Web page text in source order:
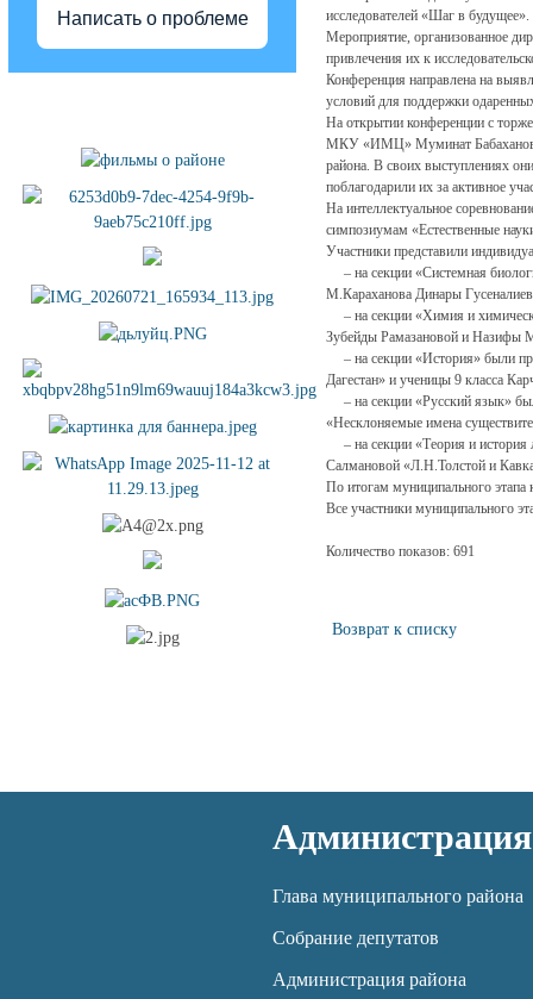
Написать о проблеме
исследователей «Шаг в будущее».
Мероприятие, организованное
привлечения их к
Конференция направлена на
условий для поддержки
На открытии конференции с
МКУ «ИМЦ» Муминат Бабаханова,
района. В своих выступлениях
поблагодарили их за активное
На интеллектуальное
симпозиумам «Естественные
Участники представили
– на секции «Системная
М.Караханова Динары
– на секции «Химия и
Зубейды Рамазановой и Назифы
– на секции «История» были
Дагестан» и ученицы 9 класса
– на секции «Русский язык»
«Несклоняемые имена
– на секции «Теория и история
Салмановой «Л.Н.Толстой и
По итогам муниципального
Все участники муниципального
Количество показов: 691
Возврат к списку
Администрация
Глава муниципального района
Собрание депутатов
Администрация района